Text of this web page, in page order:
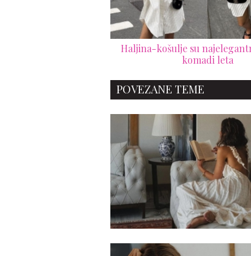
Haljina-košulje su
komadi leta
POVEZANE TEME